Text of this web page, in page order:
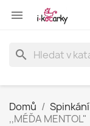

search
Domů Spinkání
,,MÉĎA MENTOL"